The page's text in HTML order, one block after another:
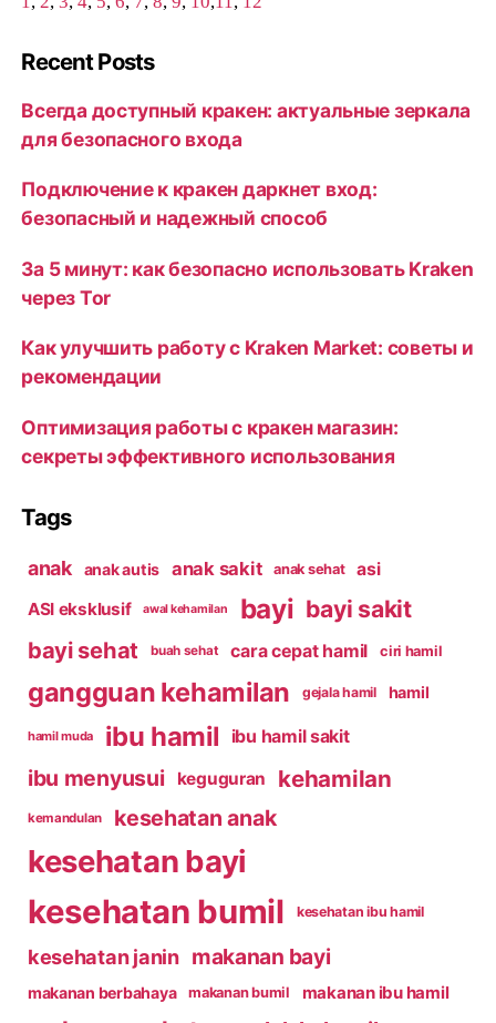
Recent Posts
Всегда доступный кракен: актуальные зеркала
для безопасного входа
Подключение к кракен даркнет вход:
безопасный и надежный способ
За 5 минут: как безопасно использовать Kraken
через Tor
Как улучшить работу с Kraken Market: советы и
рекомендации
Оптимизация работы с кракен магазин:
секреты эффективного использования
Tags
anak anak autis anak sakit anak sehat
asi
ASI eksklusif
awal kehamilan bayi bayi sakit
bayi sehat buah sehat cara cepat hamil ciri hamil
gangguan kehamilan gejala hamil hamil
hamil muda ibu hamil ibu hamil sakit
ibu menyusui keguguran kehamilan
kemandulan kesehatan anak
kesehatan bayi
kesehatan bumil kesehatan ibu hamil
kesehatan janin makanan bayi
makanan berbahaya makanan bumil makanan ibu hamil